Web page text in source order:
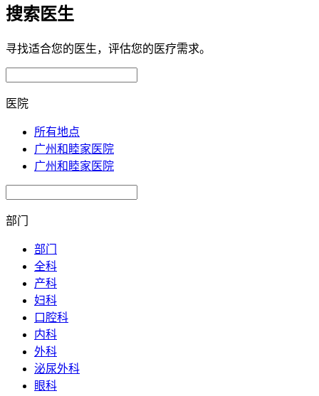
搜索医生
寻找适合您的医生，评估您的医疗需求。
医院
所有地点
广州和睦家医院
广州和睦家医院
部门
部门
全科
产科
妇科
口腔科
内科
外科
泌尿外科
眼科